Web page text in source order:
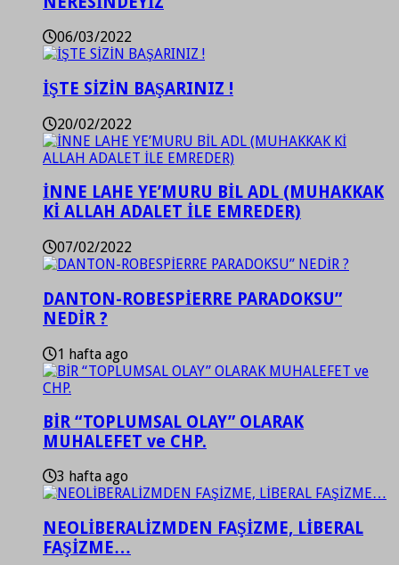
06/03/2022
İŞTE SİZİN BAŞARINIZ !
20/02/2022
İNNE LAHE YE’MURU BİL ADL (MUHAKKAK
Kİ ALLAH ADALET İLE EMREDER)
07/02/2022
DANTON-ROBESPİERRE PARADOKSU”
NEDİR ?
1 hafta ago
BİR “TOPLUMSAL OLAY” OLARAK
MUHALEFET ve CHP.
3 hafta ago
NEOLİBERALİZMDEN FAŞİZME, LİBERAL
FAŞİZME…